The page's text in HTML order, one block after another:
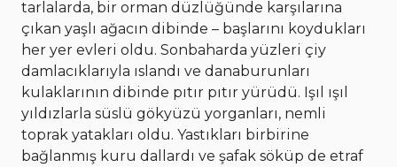
tarlalarda, bir orman düzlüğünde karşılarına
çıkan yaşlı ağacın dibinde – başlarını koydukları
her yer evleri oldu. Sonbaharda yüzleri çiy
damlacıklarıyla ıslandı ve danaburunları
kulaklarının dibinde pıtır pıtır yürüdü. Işıl ışıl
yıldızlarla süslü gökyüzü yorganları, nemli
toprak yatakları oldu. Yastıkları birbirine
bağlanmış kuru dallardı ve şafak söküp de etraf